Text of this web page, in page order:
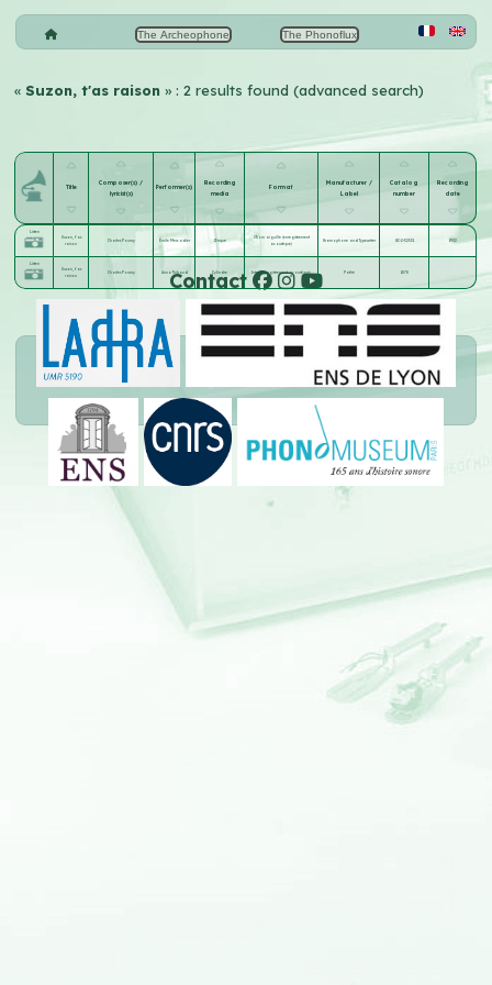
The Archeophone The Phonoflux
« Suzon, t'as raison» : 2 results found (advanced search)
Title
Composer(s) /
lyricist(s)
Performer(s)
Recording
media
Format
Manufacturer /
Label
Catalog
number
Recording
date
Listen
Suzon, t'as
raison
Charles Pourny Émile Mercadier Disque
25 cm aiguille (enregistrement
acoustique)
Gramophone and Typewriter GC-2-32531 1902
Listen
Suzon, t'as
raison
Charles Pourny Anna Thibaud Cylindre Inter (enregistrement acoustique) Pathé 1878
Contact